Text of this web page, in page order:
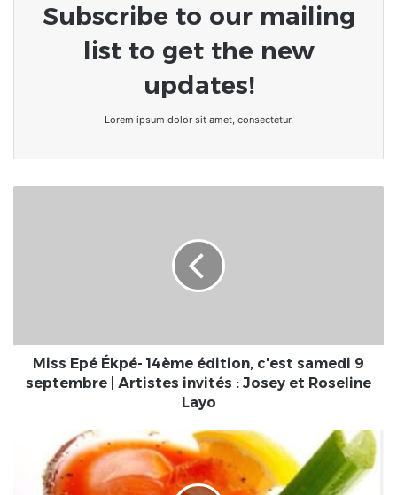
Subscribe to our mailing
list to get the new
updates!
Lorem ipsum dolor sit amet, consectetur.
septembre
Artistes
Roseline
Miss Epé Ékpé- 14ème édition, c'est samedi 9
septembre | Artistes invités : Josey et Roseline
Layo